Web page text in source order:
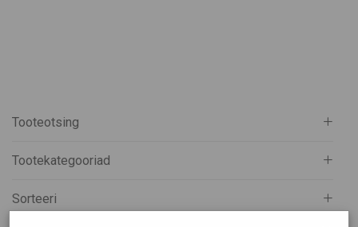
Tooteotsing
Tootekategooriad
Kõik
Sorteeri